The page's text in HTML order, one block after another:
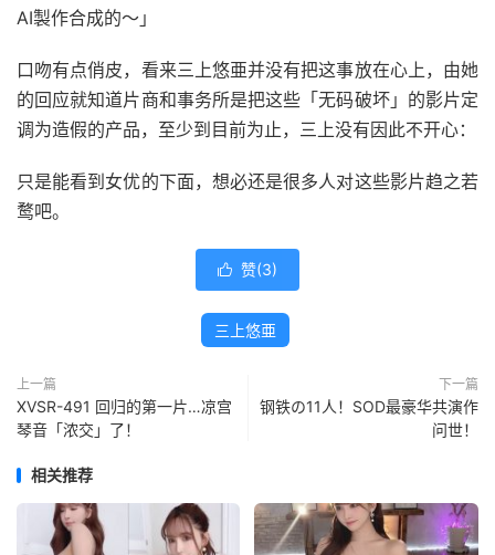
AI製作合成的～」
口吻有点俏皮，看来三上悠亜并没有把这事放在心上，由她
的回应就知道片商和事务所是把这些「无码破坏」的影片定
调为造假的产品，至少到目前为止，三上没有因此不开心：
只是能看到女优的下面，想必还是很多人对这些影片趋之若
鹜吧。
 赞(3)
三上悠亜
上一篇
XVSR-491 回归的第一片…凉宫
琴音「浓交」了！
下一篇
钢铁の11人！SOD最豪华共演作
问世！
相关推荐